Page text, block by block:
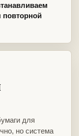
повторной
для
но система